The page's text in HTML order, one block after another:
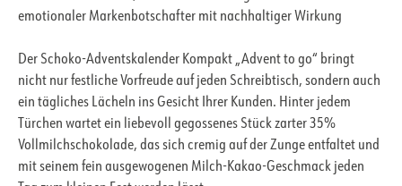
emotionaler Markenbotschafter mit nachhaltiger Wirkung
Der Schoko-Adventskalender Kompakt „Advent to go“ bringt
nicht nur festliche Vorfreude auf jeden Schreibtisch, sondern auch
ein tägliches Lächeln ins Gesicht Ihrer Kunden. Hinter jedem
Türchen wartet ein liebevoll gegossenes Stück zarter 35%
Vollmilchschokolade, das sich cremig auf der Zunge entfaltet und
mit seinem fein ausgewogenen Milch-Kakao-Geschmack jeden